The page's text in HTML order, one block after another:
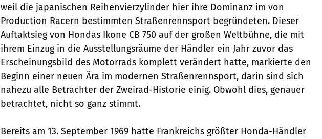
weil die japanischen Reihenvierzylinder hier ihre Dominanz im von
Production Racern bestimmten Straßenrennsport begründeten. Dieser
Auftaktsieg von Hondas Ikone CB 750 auf der großen Weltbühne, die mit
ihrem Einzug in die Ausstellungsräume der Händler ein Jahr ­zuvor das
Erscheinungsbild des Motorrads komplett verändert hatte, markierte den
Beginn einer neuen Ära im modernen ­Straßenrennsport, darin sind sich
nahezu alle Betrachter der Zweirad-Historie einig. Obwohl dies, genauer
betrachtet, nicht so ganz stimmt.
Bereits am 13. September 1969 hatte Frankreichs größter Honda-Händler